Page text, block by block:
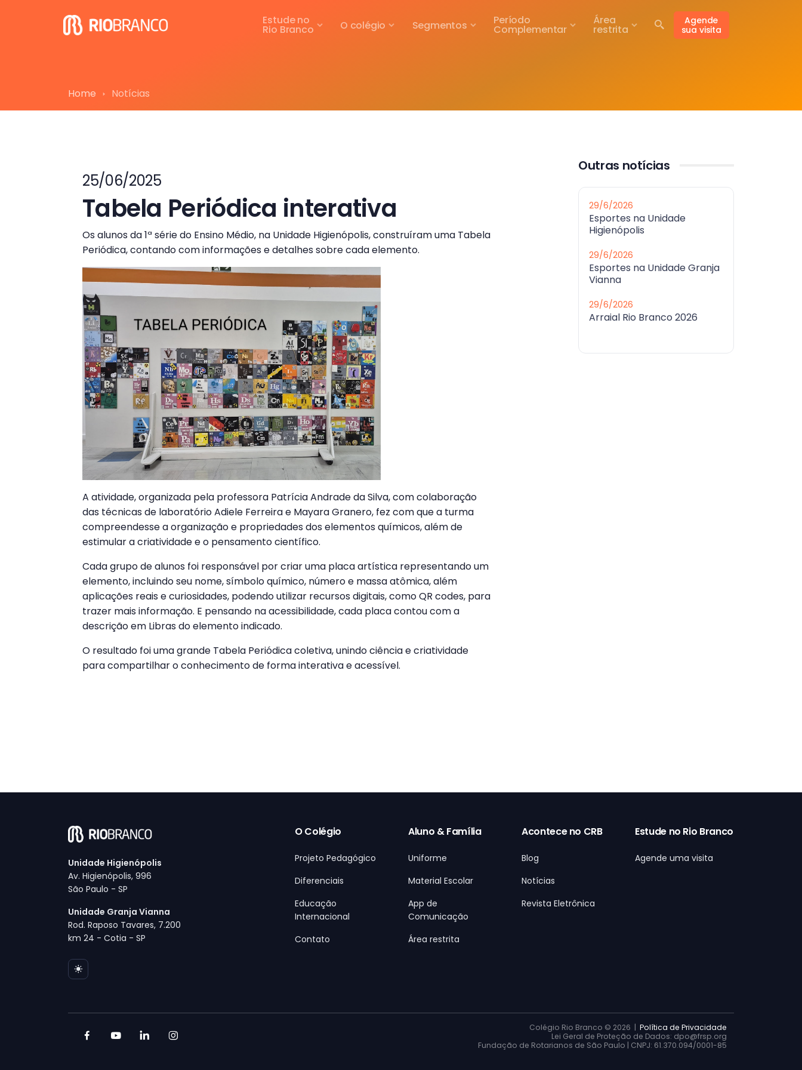
Agende
sua visita
Estude no
Rio Branco O colégio Segmentos Período
Complementar
Área
restrita
Home Notícias
25/06/2025
Tabela Periódica interativa
Os alunos da 1ª série do Ensino Médio, na Unidade Higienópolis, construíram uma Tabela
Periódica, contando com informações e detalhes sobre cada elemento.
A atividade, organizada pela professora Patrícia Andrade da Silva, com colaboração
das técnicas de laboratório Adiele Ferreira e Mayara Granero, fez com que a turma
compreendesse a organização e propriedades dos elementos químicos, além de
estimular a criatividade e o pensamento científico.
Cada grupo de alunos foi responsável por criar uma placa artística representando um
elemento, incluindo seu nome, símbolo químico, número e massa atômica, além
aplicações reais e curiosidades, podendo utilizar recursos digitais, como QR codes, para
trazer mais informação. E pensando na acessibilidade, cada placa contou com a
descrição em Libras do elemento indicado.
O resultado foi uma grande Tabela Periódica coletiva, unindo ciência e criatividade
para compartilhar o conhecimento de forma interativa e acessível.
Outras notícias
29/6/2026
Esportes na Unidade
Higienópolis
29/6/2026
Esportes na Unidade Granja
Vianna
29/6/2026
Arraial Rio Branco 2026
Unidade Higienópolis
Av. Higienópolis, 996
São Paulo - SP
Unidade Granja Vianna
Rod. Raposo Tavares, 7.200
km 24 - Cotia - SP
O Colégio
Projeto Pedagógico
Diferenciais
Educação
Internacional
Contato
Aluno & Família
Uniforme
Material Escolar
App de
Comunicação
Área restrita
Acontece no CRB
Blog
Notícias
Revista Eletrônica
Estude no Rio Branco
Agende uma visita
Colégio Rio Branco © 2026 | Política de Privacidade
Lei Geral de Proteção de Dados: dpo@frsp.org
Fundação de Rotarianos de São Paulo | CNPJ: 61.370.094/0001-85